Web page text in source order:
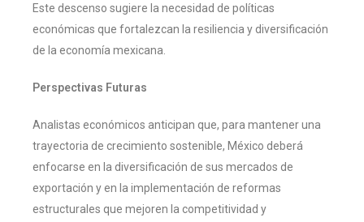
Este descenso sugiere la necesidad de políticas
económicas que fortalezcan la resiliencia y diversificación
de la economía mexicana.
Perspectivas Futuras
Analistas económicos anticipan que, para mantener una
trayectoria de crecimiento sostenible, México deberá
enfocarse en la diversificación de sus mercados de
exportación y en la implementación de reformas
estructurales que mejoren la competitividad y